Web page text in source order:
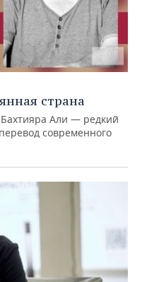
страна
Бахтияра Али — редкий
современного